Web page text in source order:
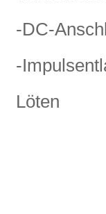
-DC-
-
Löten